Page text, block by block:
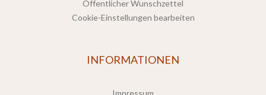
Öffentlicher Wunschzettel
Cookie-Einstellungen bearbeiten
INFORMATIONEN
Impressum